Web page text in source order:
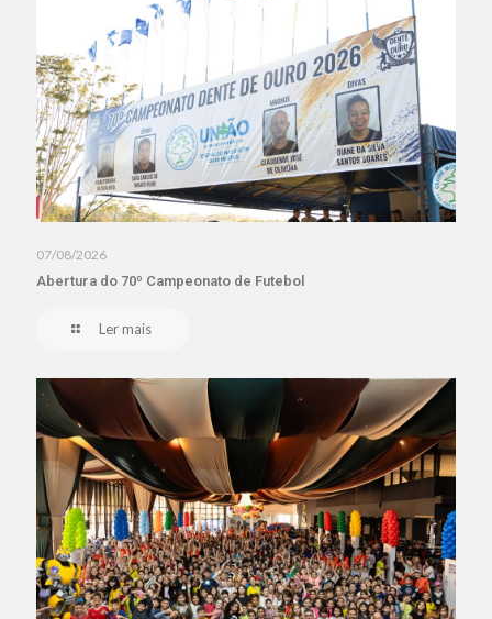
07/08/2026
Abertura do 70º Campeonato de Futebol
Ler mais